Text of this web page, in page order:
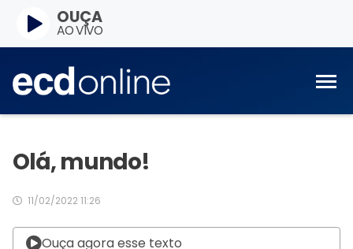
OUÇA
AO VIVO
Olá, mundo!
11/02/2022 11:26
Ouça agora esse texto